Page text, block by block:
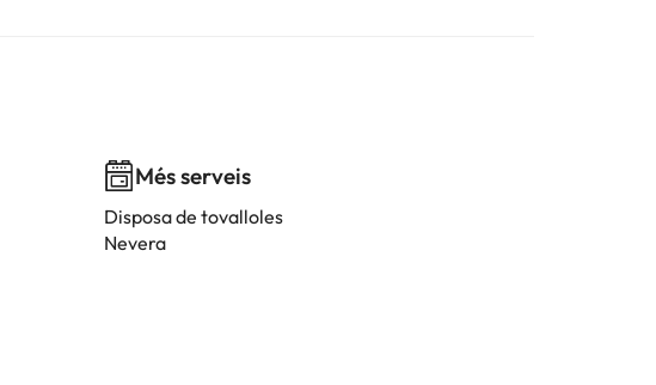
Més serveis
Disposa de tovalloles
Nevera